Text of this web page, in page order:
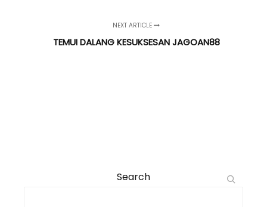
NEXT ARTICLE
TEMUI DALANG KESUKSESAN JAGOAN88
Search